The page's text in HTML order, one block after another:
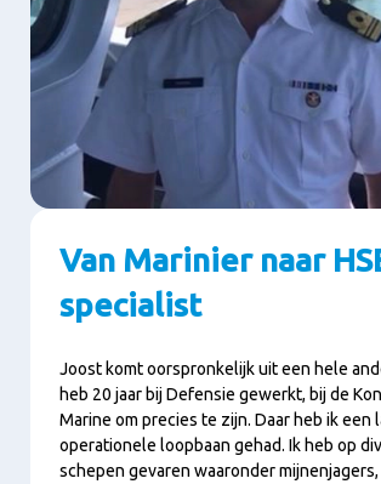
Van Marinier naar
specialist
Joost komt oorspronkelijk uit een hele
heb 20 jaar bij Defensie gewerkt, bij de
Marine om precies te zijn. Daar heb ik een
operationele loopbaan gehad. Ik heb op
schepen gevaren waaronder mijnenjagers,